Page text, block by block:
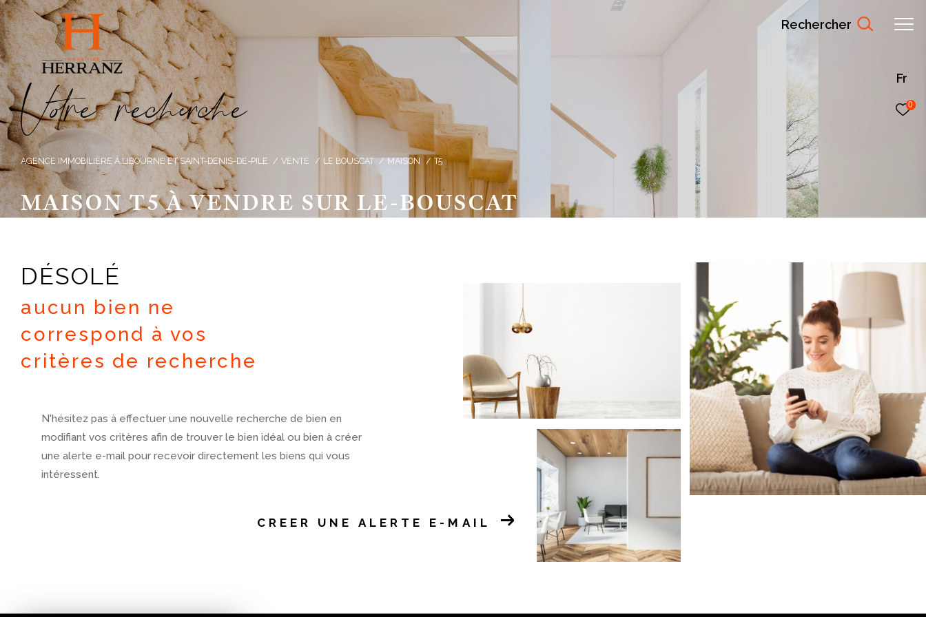
Fr
0
Rechercher
Vore recece
AGENCE IMMOBILIÈRE À LIBOURNE ET SAINT-DENIS-DE-PILE VENTE LE BOUSCAT MAISON T5
MAISON T5 À VENDRE SUR LE-BOUSCAT
DÉSOLÉ
aucun bien ne
correspond à vos
critères de recherche
N'hésitez pas à effectuer une nouvelle recherche de bien en
modifiant vos critères afin de trouver le bien idéal ou bien à créer
une alerte e-mail pour recevoir directement les biens qui vous
intéressent.
CREER UNE ALERTE E-MAIL